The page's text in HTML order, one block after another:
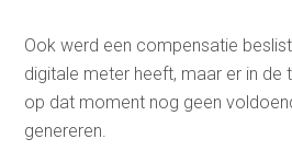
Ook werd een compensatie
digitale meter heeft, maar er in de
op dat moment nog geen
genereren.